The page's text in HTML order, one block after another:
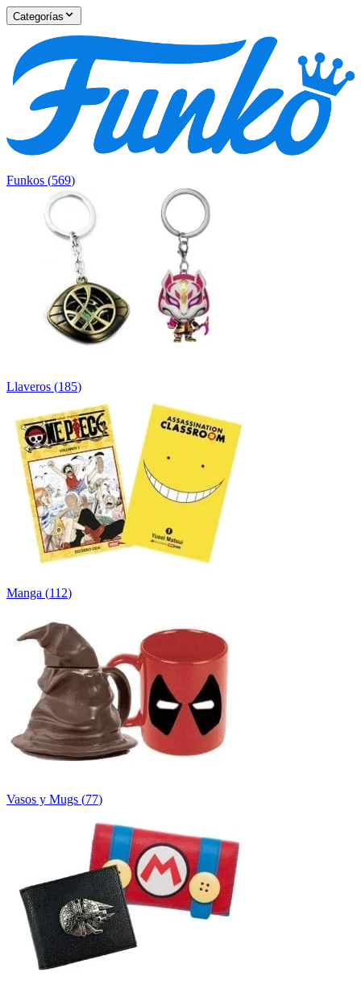
Categorías
Funkos (569)
Llaveros (185)
Manga (112)
Vasos y Mugs (77)